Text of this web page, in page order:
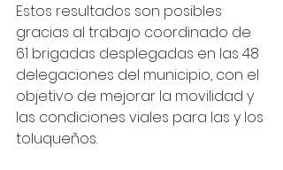
Estos resultados son posibles
gracias al trabajo coordinado de
61 brigadas desplegadas en las 48
delegaciones del municipio, con el
objetivo de mejorar la movilidad y
las condiciones viales para las y los
toluqueños.